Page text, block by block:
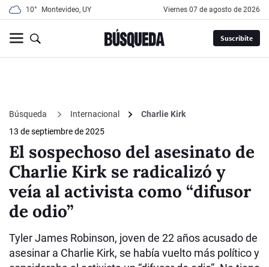
10° Montevideo, UY viernes 07 de agosto de 2026
Suscribite
Búsqueda Internacional
Charlie Kirk
13 de septiembre de 2025
El sospechoso del asesinato de
Charlie Kirk se radicalizó y
veía al activista como “difusor
de odio”
Tyler James Robinson, joven de 22 años acusado de
asesinar a Charlie Kirk, se había vuelto más político y